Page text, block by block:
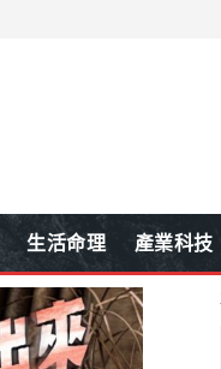
生活命理 產業科技